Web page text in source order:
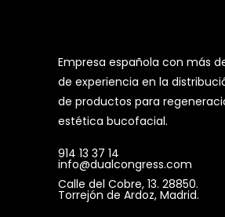
Empresa española con más
de experiencia en la
de productos para
estética bucofacial.
914 13 37 14
info@dualcongress.com
Calle del Cobre, 13. 28850.
Torrejón de Ardoz, Madrid.